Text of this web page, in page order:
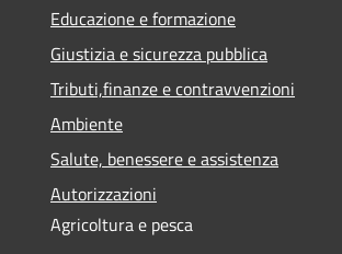
Educazione e formazione
Giustizia e sicurezza pubblica
Tributi,finanze e contravvenzioni
Ambiente
Salute, benessere e assistenza
Autorizzazioni
Agricoltura e pesca